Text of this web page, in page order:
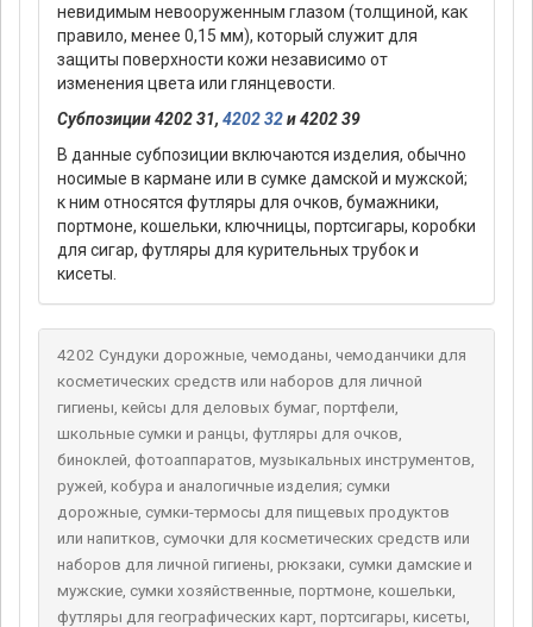
невидимым невооруженным глазом (толщиной, как
правило, менее 0,15 мм), который служит для
защиты поверхности кожи независимо от
изменения цвета или глянцевости.
Субпозиции 4202 31, 4202 32и 4202 39
В данные субпозиции включаются изделия, обычно
носимые в кармане или в сумке дамской и мужской;
к ним относятся футляры для очков, бумажники,
портмоне, кошельки, ключницы, портсигары, коробки
для сигар, футляры для курительных трубок и
кисеты.
4202 Сундуки дорожные, чемоданы, чемоданчики для
косметических средств или наборов для личной
гигиены, кейсы для деловых бумаг, портфели,
школьные сумки и ранцы, футляры для очков,
биноклей, фотоаппаратов, музыкальных инструментов,
ружей, кобура и аналогичные изделия; сумки
дорожные, сумки-термосы для пищевых продуктов
или напитков, сумочки для косметических средств или
наборов для личной гигиены, рюкзаки, сумки дамские и
мужские, сумки хозяйственные, портмоне, кошельки,
футляры для географических карт, портсигары, кисеты,